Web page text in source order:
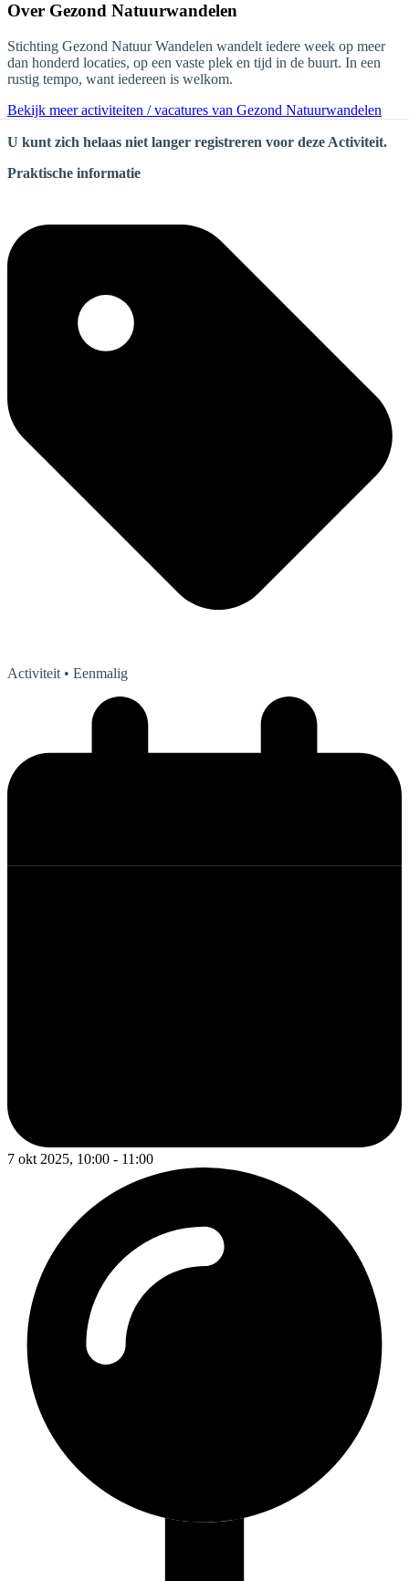
Over Gezond Natuurwandelen
Stichting Gezond Natuur Wandelen wandelt iedere week op meer
dan honderd locaties, op een vaste plek en tijd in de buurt. In een
rustig tempo, want iedereen is welkom.
Bekijk meer activiteiten / vacatures van Gezond Natuurwandelen
U kunt zich helaas niet langer registreren voor deze Activiteit.
Praktische informatie
Activiteit • Eenmalig
7 okt 2025, 10:00 - 11:00